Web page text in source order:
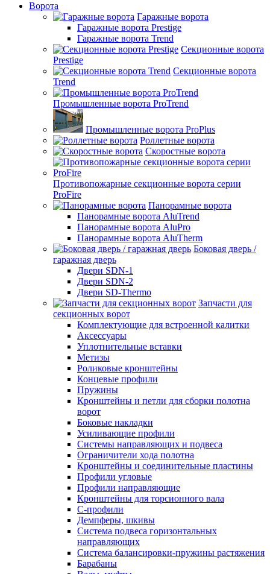
Ворота
Гаражные ворота
Гаражные ворота Prestige
Гаражные ворота Trend
Секционные ворота
Prestige
Секционные ворота
Trend
Промышленные ворота ProTrend
Промышленные ворота ProPlus
Роллетные ворота
Скоростные ворота
Противопожарные секционные ворота серии
ProFire
Панорамные ворота
Панорамные ворота AluTrend
Панорамные ворота AluPro
Панорамные ворота AluTherm
Боковая дверь /
гаражная дверь
Двери SDN-1
Двери SDN-2
Двери SD-Thermo
Запчасти для
секционных ворот
Комплектующие для встроенной калитки
Аксессуары
Уплотнительные вставки
Метизы
Роликовые кронштейны
Концевые профили
Пружины
Кронштейны и петли для сборки полотна
ворот
Боковые накладки
Усиливающие профили
Системы направляющих и подвеса
Ограничители хода полотна
Кронштейны и соединительные пластины
Профили угловые
Профили направляющие
Кронштейны для торсионного вала
С-профили
Демпферы, шкивы
Система подвеса горизонтальных
направляющих
Система балансировки-пружины растяжения
Барабаны